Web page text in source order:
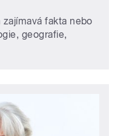
fakta nebo
geografie,